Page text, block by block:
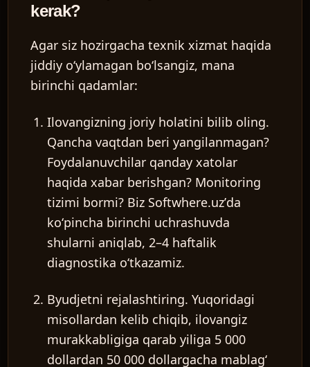
kerak?
Agar siz hozirgacha texnik xizmat haqida
jiddiy oʻylamagan boʻlsangiz, mana
birinchi qadamlar:
Ilovangizning joriy holatini bilib oling.
Qancha vaqtdan beri yangilanmagan?
Foydalanuvchilar qanday xatolar
haqida xabar berishgan? Monitoring
tizimi bormi? Biz Softwhere.uzʼda
koʻpincha birinchi uchrashuvda
shularni aniqlab, 2–4 haftalik
diagnostika oʻtkazamiz.
Byudjetni rejalashtiring. Yuqoridagi
misollardan kelib chiqib, ilovangiz
murakkabligiga qarab yiliga 5 000
dollardan 50 000 dollargacha mablagʻ